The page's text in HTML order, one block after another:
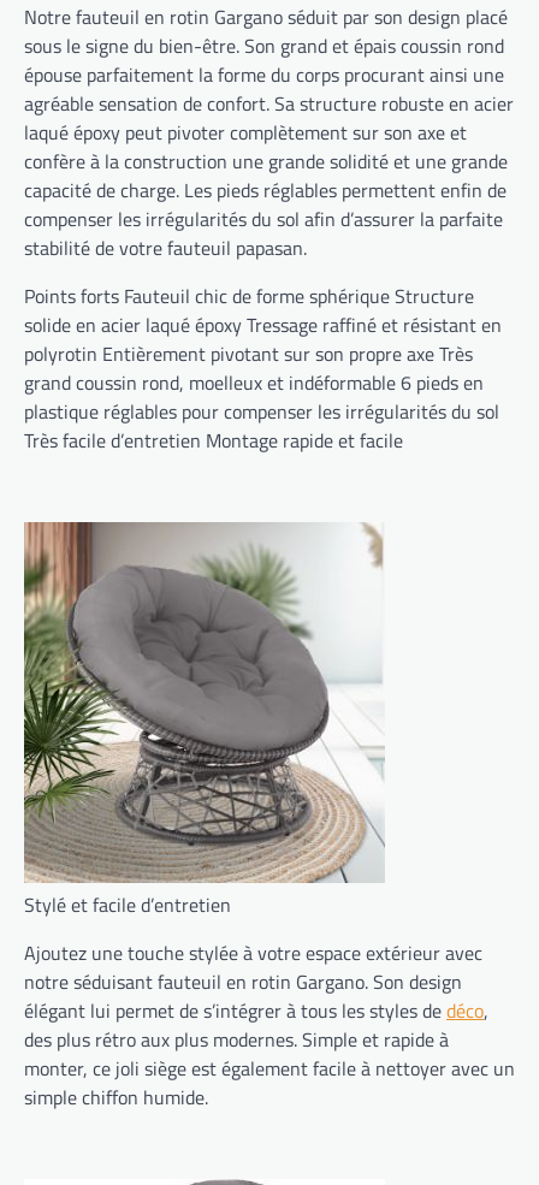
Notre fauteuil en rotin Gargano séduit par son design placé
sous le signe du bien-être. Son grand et épais coussin rond
épouse parfaitement la forme du corps procurant ainsi une
agréable sensation de confort. Sa structure robuste en acier
laqué époxy peut pivoter complètement sur son axe et
confère à la construction une grande solidité et une grande
capacité de charge. Les pieds réglables permettent enfin de
compenser les irrégularités du sol afin d’assurer la parfaite
stabilité de votre fauteuil papasan.
Points forts Fauteuil chic de forme sphérique Structure
solide en acier laqué époxy Tressage raffiné et résistant en
polyrotin Entièrement pivotant sur son propre axe Très
grand coussin rond, moelleux et indéformable 6 pieds en
plastique réglables pour compenser les irrégularités du sol
Très facile d’entretien Montage rapide et facile
Stylé et facile d’entretien
Ajoutez une touche stylée à votre espace extérieur avec
notre séduisant fauteuil en rotin Gargano. Son design
élégant lui permet de s’intégrer à tous les styles dedéco,
des plus rétro aux plus modernes. Simple et rapide à
monter, ce joli siège est également facile à nettoyer avec un
simple chiffon humide.